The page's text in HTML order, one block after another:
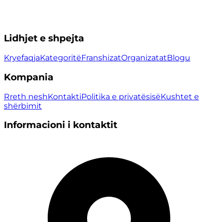
Lidhjet e shpejta
KryefaqjaKategoritëFranshizatOrganizatatBlogu
Kompania
Rreth neshKontaktiPolitika e privatësisëKushtet e
shërbimit
Informacioni i kontaktit